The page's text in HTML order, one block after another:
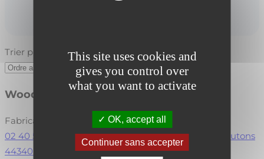
This site uses cookies and
gives you control over
what you want to activate
OK, accept all
Continuer sans accepter
Trier par :
Woodenha Industries
Fabricant de produits de construction
02 40 56 71 75
ZI de Cheviré Aval rue de l'Ile aux moutons
44340 BOUGUENAISVisiter le site